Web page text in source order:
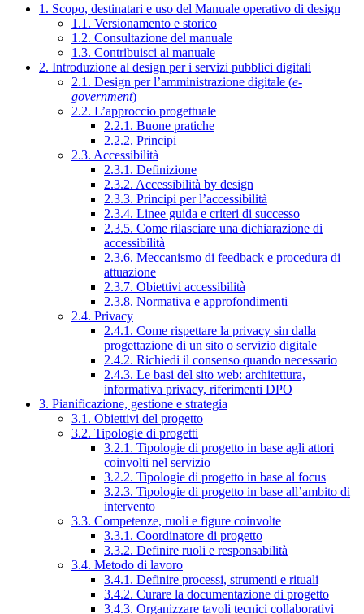
1. Scopo, destinatari e uso del Manuale operativo di design
1.1. Versionamento e storico
1.2. Consultazione del manuale
1.3. Contribuisci al manuale
2. Introduzione al design per i servizi pubblici digitali
2.1. Design per l’amministrazione digitale (e-
government)
2.2. L’approccio progettuale
2.2.1. Buone pratiche
2.2.2. Principi
2.3. Accessibilità
2.3.1. Definizione
2.3.2. Accessibilità by design
2.3.3. Principi per l’accessibilità
2.3.4. Linee guida e criteri di successo
2.3.5. Come rilasciare una dichiarazione di
accessibilità
2.3.6. Meccanismo di feedback e procedura di
attuazione
2.3.7. Obiettivi accessibilità
2.3.8. Normativa e approfondimenti
2.4. Privacy
2.4.1. Come rispettare la privacy sin dalla
progettazione di un sito o servizio digitale
2.4.2. Richiedi il consenso quando necessario
2.4.3. Le basi del sito web: architettura,
informativa privacy, riferimenti DPO
3. Pianificazione, gestione e strategia
3.1. Obiettivi del progetto
3.2. Tipologie di progetti
3.2.1. Tipologie di progetto in base agli attori
coinvolti nel servizio
3.2.2. Tipologie di progetto in base al focus
3.2.3. Tipologie di progetto in base all’ambito di
intervento
3.3. Competenze, ruoli e figure coinvolte
3.3.1. Coordinatore di progetto
3.3.2. Definire ruoli e responsabilità
3.4. Metodo di lavoro
3.4.1. Definire processi, strumenti e rituali
3.4.2. Curare la documentazione di progetto
3.4.3. Organizzare tavoli tecnici collaborativi